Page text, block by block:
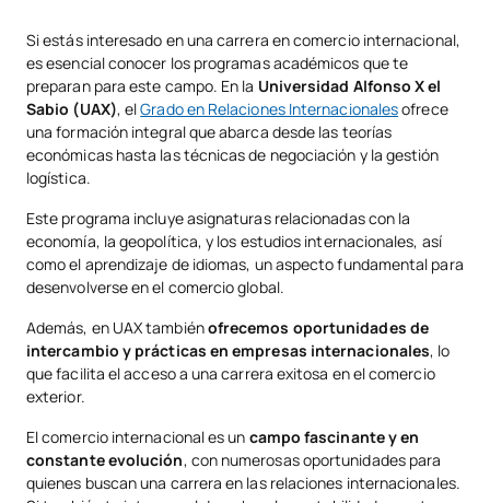
Si estás interesado en una carrera en comercio internacional,
es esencial conocer los programas académicos que te
preparan para este campo. En la Universidad Alfonso X el
Sabio (UAX), elGrado en Relaciones Internacionalesofrece
una formación integral que abarca desde las teorías
económicas hasta las técnicas de negociación y la gestión
logística.
Este programa incluye asignaturas relacionadas con la
economía, la geopolítica, y los estudios internacionales, así
como el aprendizaje de idiomas, un aspecto fundamental para
desenvolverse en el comercio global.
Además, en UAX tambiénofrecemos oportunidades de
intercambio y prácticas en empresas internacionales, lo
que facilita el acceso a una carrera exitosa en el comercio
exterior.
El comercio internacional es un campo fascinante y en
constante evolución, con numerosas oportunidades para
quienes buscan una carrera en las relaciones internacionales.